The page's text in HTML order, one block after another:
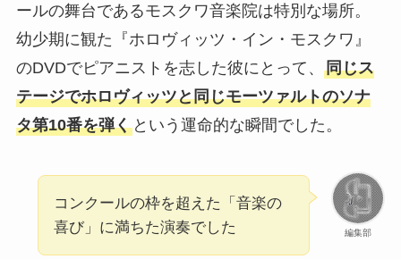
ールの舞台であるモスクワ音楽院は特別な場所。
幼少期に観た『ホロヴィッツ・イン・モスクワ』
のDVDでピアニストを志した彼にとって、 同じス
テージでホロヴィッツと同じモーツァルトのソナ
タ第10番を弾くという運命的な瞬間でした。
編集部
コンクールの枠を超えた「音楽の
喜び」に満ちた演奏でした